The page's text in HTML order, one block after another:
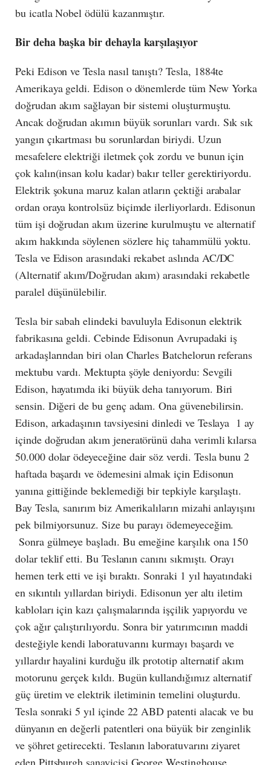
bu icatla Nobel ödülü kazanmıştır.
Bir deha başka bir dehayla karşılaşıyor
Peki Edison ve Tesla nasıl tanıştı? Tesla, 1884te
Amerikaya geldi. Edison o dönemlerde tüm New Yorka
doğrudan akım sağlayan bir sistemi oluşturmuştu.
Ancak doğrudan akımın büyük sorunları vardı. Sık sık
yangın çıkartması bu sorunlardan biriydi. Uzun
mesafelere elektriği iletmek çok zordu ve bunun için
çok kalın(insan kolu kadar) bakır teller gerektiriyordu.
Elektrik şokuna maruz kalan atların çektiği arabalar
ordan oraya kontrolsüz biçimde ilerliyorlardı. Edisonun
tüm işi doğrudan akım üzerine kurulmuştu ve alternatif
akım hakkında söylenen sözlere hiç tahammülü yoktu.
Tesla ve Edison arasındaki rekabet aslında AC/DC
(Alternatif akım/Doğrudan akım) arasındaki rekabetle
paralel düşünülebilir.
Tesla bir sabah elindeki bavuluyla Edisonun elektrik
fabrikasına geldi. Cebinde Edisonun Avrupadaki iş
arkadaşlarından biri olan Charles Batchelorun referans
mektubu vardı. Mektupta şöyle deniyordu: Sevgili
Edison, hayatımda iki büyük deha tanıyorum. Biri
sensin. Diğeri de bu genç adam. Ona güvenebilirsin.
Edison, arkadaşının tavsiyesini dinledi ve Teslaya 1 ay
içinde doğrudan akım jeneratörünü daha verimli kılarsa
50.000 dolar ödeyeceğine dair söz verdi. Tesla bunu 2
haftada başardı ve ödemesini almak için Edisonun
yanına gittiğinde beklemediği bir tepkiyle karşılaştı.
Bay Tesla, sanırım biz Amerikalıların mizahi anlayışını
pek bilmiyorsunuz. Size bu parayı ödemeyeceğim.
Sonra gülmeye başladı. Bu emeğine karşılık ona 150
dolar teklif etti. Bu Teslanın canını sıkmıştı. Orayı
hemen terk etti ve işi bıraktı. Sonraki 1 yıl hayatındaki
en sıkıntılı yıllardan biriydi. Edisonun yer altı iletim
kabloları için kazı çalışmalarında işçilik yapıyordu ve
çok ağır çalıştırılıyordu. Sonra bir yatırımcının maddi
desteğiyle kendi laboratuvarını kurmayı başardı ve
yıllardır hayalini kurduğu ilk prototip alternatif akım
motorunu gerçek kıldı. Bugün kullandığımız alternatif
güç üretim ve elektrik iletiminin temelini oluşturdu.
Tesla sonraki 5 yıl içinde 22 ABD patenti alacak ve bu
dünyanın en değerli patentleri ona büyük bir zenginlik
ve şöhret getirecekti. Teslanın laboratuvarını ziyaret